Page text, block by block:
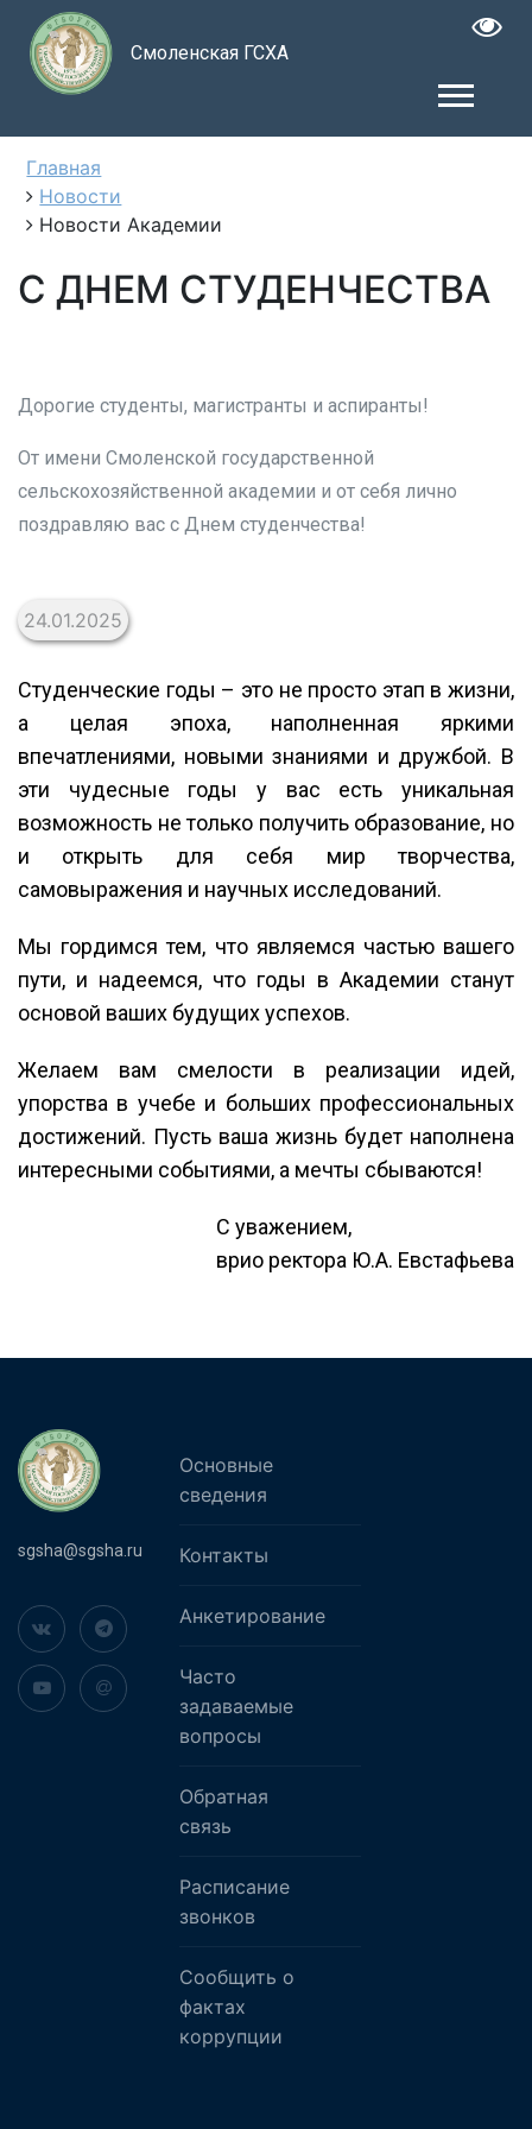
Смоленская ГСХА
Главная
Новости
Новости Академии
С ДНЕМ СТУДЕНЧЕСТВА
Дорогие студенты, магистранты и аспиранты!
От имени Смоленской государственной
сельскохозяйственной академии и от себя лично
поздравляю вас с Днем студенчества!
24.01.2025
Студенческие годы – это не просто этап в жизни,
а целая эпоха, наполненная яркими
впечатлениями, новыми знаниями и дружбой. В
эти чудесные годы у вас есть уникальная
возможность не только получить образование, но
и открыть для себя мир творчества,
самовыражения и научных исследований.
Мы гордимся тем, что являемся частью вашего
пути, и надеемся, что годы в Академии станут
основой ваших будущих успехов.
Желаем вам смелости в реализации идей,
упорства в учебе и больших профессиональных
достижений. Пусть ваша жизнь будет наполнена
интересными событиями, а мечты сбываются!
С уважением,
врио ректора Ю.А. Евстафьева
sgsha@sgsha.ru
Основные
сведения
Контакты
Анкетирование
Часто
задаваемые
вопросы
Обратная
связь
Расписание
звонков
Сообщить о
фактах
коррупции